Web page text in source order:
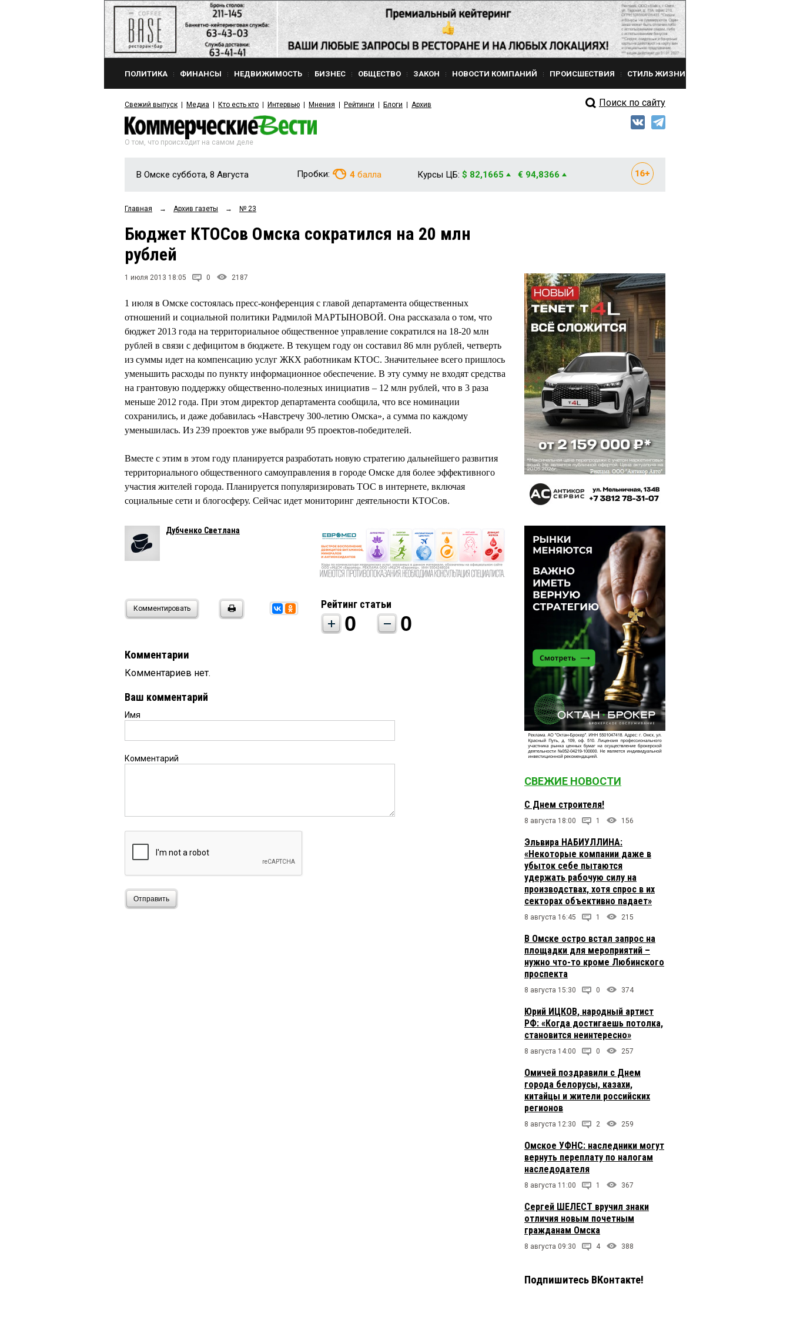
ПОЛИТИКА ФИНАНСЫ НЕДВИЖИМОСТЬ БИЗНЕС ОБЩЕСТВО ЗАКОН НОВОСТИ КОМПАНИЙ ПРОИСШЕСТВИЯ СТИЛЬ ЖИЗНИ
Свежий выпуск Медиа Кто есть кто Интервью Мнения Рейтинги Блоги Архив Поиск по сайту
О том, что происходит на самом деле
В Омске суббота, 8 Августа Пробки: 4 балла Курсы ЦБ: $ 82,1665 € 94,8366
Главная → Архив газеты → № 23
Бюджет КТОСов Омска сократился на 20 млн
рублей
1 июля 2013 18:05 0 2187
1 июля в Омске состоялась пресс-конференция с главой департамента общественных
отношений и социальной политики Радмилой МАРТЫНОВОЙ. Она рассказала о том, что
бюджет 2013 года на территориальное общественное управление сократился на 18-20 млн
рублей в связи с дефицитом в бюджете. В текущем году он составил 86 млн рублей, четверть
из суммы идет на компенсацию услуг ЖКХ работникам КТОС. Значительнее всего пришлось
уменьшить расходы по пункту информационное обеспечение. В эту сумму не входят средства
на грантовую поддержку общественно-полезных инициатив – 12 млн рублей, что в 3 раза
меньше 2012 года. При этом директор департамента сообщила, что все номинации
сохранились, и даже добавилась «Навстречу 300-летию Омска», а сумма по каждому
уменьшилась. Из 239 проектов уже выбрали 95 проектов-победителей.
Вместе с этим в этом году планируется разработать новую стратегию дальнейшего развития
территориального общественного самоуправления в городе Омске для более эффективного
участия жителей города. Планируется популяризировать ТОС в интернете, включая
социальные сети и блогосферу. Сейчас идет мониторинг деятельности КТОСов.
Дубченко Светлана
Комментировать Рейтинг статьи
0 0
Комментарии
Комментариев нет.
Ваш комментарий
Имя
Комментарий
Отправить
СВЕЖИЕ НОВОСТИ
С Днем строителя!
8 августа 18:00 1 156
Эльвира НАБИУЛЛИНА:
«Некоторые компании даже в
убыток себе пытаются
удержать рабочую силу на
производствах, хотя спрос в их
секторах объективно падает»
8 августа 16:45 1 215
В Омске остро встал запрос на
площадки для мероприятий –
нужно что-то кроме Любинского
проспекта
8 августа 15:30 0 374
Юрий ИЦКОВ, народный артист
РФ: «Когда достигаешь потолка,
становится неинтересно»
8 августа 14:00 0 257
Омичей поздравили с Днем
города белорусы, казахи,
китайцы и жители российских
регионов
8 августа 12:30 2 259
Омское УФНС: наследники могут
вернуть переплату по налогам
наследодателя
8 августа 11:00 1 367
Сергей ШЕЛЕСТ вручил знаки
отличия новым почетным
гражданам Омска
8 августа 09:30 4 388
Подпишитесь ВКонтакте!